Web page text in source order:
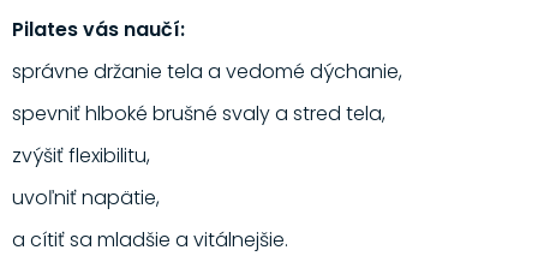
Pilates vás naučí:
správne držanie tela a vedomé dýchanie,
spevniť hlboké brušné svaly a stred tela,
zvýšiť flexibilitu,
uvoľniť napätie,
a cítiť sa mladšie a vitálnejšie.